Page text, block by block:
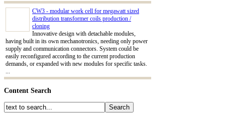
CW3 - modular work cell for megawatt sized
distribution transformer coils production /
cloning
Innovative design with detachable modules,
having built in its own mechanotronics, needing only power
supply and communication connectors. System could be
easily reconfigured according to the current production
demands, or expanded with new modules for specific tasks.
...
Content Search